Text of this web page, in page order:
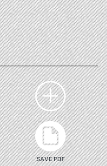
SAVE PDF